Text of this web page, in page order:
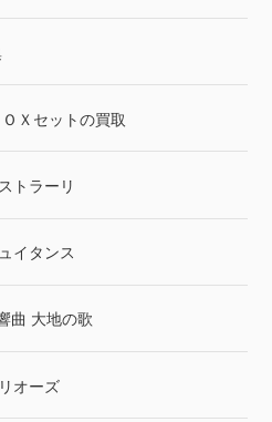
Ｘセットの買取
トラーリ
イタンス
曲 大地の歌
オーズ